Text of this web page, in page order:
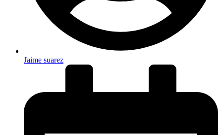
Jaime suarez